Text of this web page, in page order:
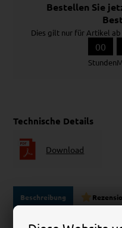
Bestellen Sie
Dies gilt nur für Artikel
00
Stunden
Technische Details
Download
Beschreibung